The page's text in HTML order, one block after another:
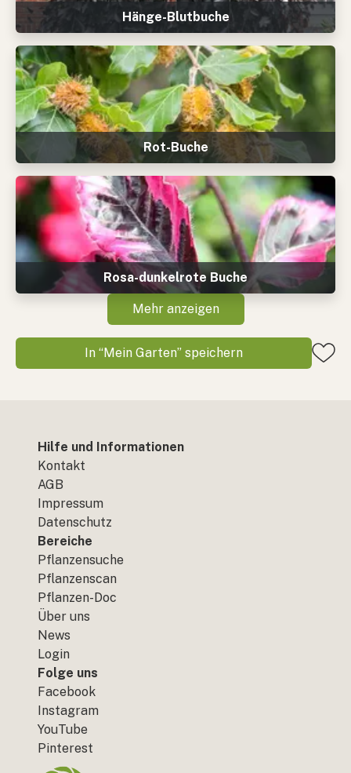
Hänge-Blutbuche
Rot-Buche
Rosa-dunkelrote Buche
Mehr anzeigen
In “Mein Garten” speichern
Hilfe und Informationen
Kontakt
AGB
Impressum
Datenschutz
Bereiche
Pflanzensuche
Pflanzenscan
Pflanzen-Doc
Über uns
News
Login
Folge uns
Facebook
Instagram
YouTube
Pinterest